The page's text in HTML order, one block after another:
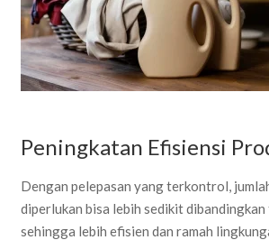
Peningkatan Efisiensi
Dengan pelepasan yang terkontrol,
diperlukan bisa lebih sedikit
sehingga lebih efisien dan ramah